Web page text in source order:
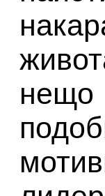
нещо